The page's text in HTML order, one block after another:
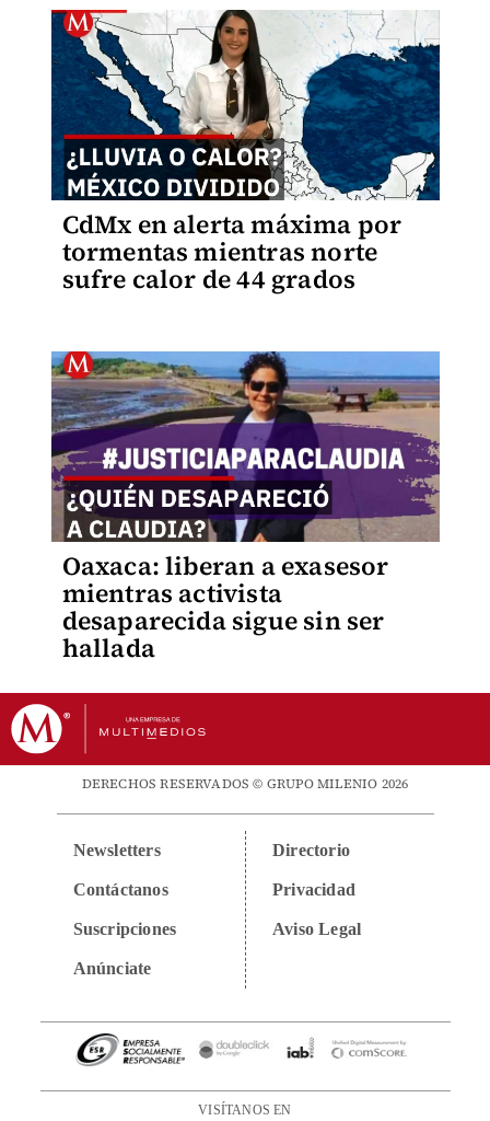
CdMx en alerta máxima por
tormentas mientras norte
sufre calor de 44 grados
Oaxaca: liberan a exasesor
mientras activista
desaparecida sigue sin ser
hallada
DERECHOS RESERVADOS © GRUPO MILENIO 2026
Newsletters
Contáctanos
Suscripciones
Anúnciate
Directorio
Privacidad
Aviso Legal
VISÍTANOS EN